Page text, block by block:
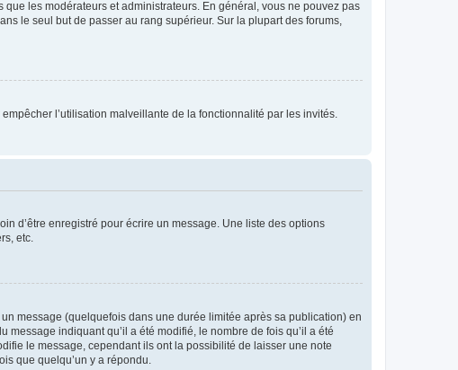
les modérateurs et administrateurs. En général, vous ne pouvez pas
le seul but de passer au rang supérieur. Sur la plupart des forums,
l’utilisation malveillante de la fonctionnalité par les invités.
d’être enregistré pour écrire un message. Une liste des options
etc.
message (quelquefois dans une durée limitée après sa publication) en
indiquant qu’il a été modifié, le nombre de fois qu’il a été
le message, cependant ils ont la possibilité de laisser une note
que quelqu’un y a répondu.